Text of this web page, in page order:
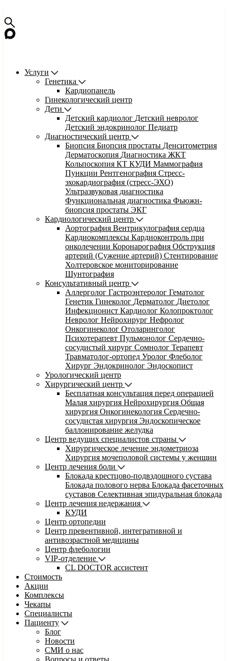
Услуги
Генетика
Кардиопанель
Гинекологический центр
Дети
Детский кардиолог Детский невролог
Детский эндокринолог Педиатр
Диагностический центр
Биопсия Биопсия простаты Денситометрия
Дерматоскопия Диагностика ЖКТ
Кольпоскопия КТ КУДИ Маммография
Пункции Рентгенография Стресс-
эхокардиография (стресс-ЭХО)
Ультразвуковая диагностика
Функциональная диагностика Фьюжн-
биопсия простаты ЭКГ
Кардиологический центр
Аортография Вентрикулография сердца
Кардиокомплексы Кардиоконтроль при
онколечении Коронарография Обструкция
артерий (Сужение артерий) Стентирование
Холтеровское мониторирование
Шунтография
Консультативный центр
Аллерголог Гастроэнтеролог Гематолог
Генетик Гинеколог Дерматолог Диетолог
Инфекционист Кардиолог Колопроктолог
Невролог Нейрохирург Нефролог
Онкогинеколог Отоларинголог
Психотерапевт Пульмонолог Сердечно-
сосудистый хирург Сомнолог Терапевт
Травматолог-ортопед Уролог Флеболог
Хирург Эндокринолог Эндоскопист
Урологический центр
Хирургический центр
Бесплатная консультация перед операцией
Малая хирургия Нейрохирургия Общая
хирургия Онкогинекология Сердечно-
сосудистая хирургия Эндоскопическое
баллонирование желудка
Центр ведущих специалистов страны
Хирургическое лечение эндометриоза
Хирургия мочеполовой системы у женщин
Центр лечения боли
Блокада крестцово-подвздошного сустава
Блокада полового нерва Блокада фасеточных
суставов Селективная эпидуральная блокада
Центр лечения недержания
КУДИ
Центр ортопедии
Центр превентивной, интегративной и
антивозрастной медицины
Центр флебологии
VIP-отделение
CL DOCTOR ассистент
Стоимость
Акции
Комплексы
Чекапы
Специалисты
Пациенту
Блог
Новости
СМИ о нас
Вопросы и ответы